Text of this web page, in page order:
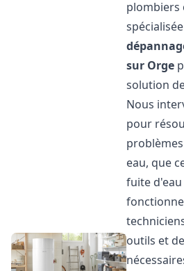
plombiers
sur Orge
solution
Nous
pour
eau, que
fuite
outils et